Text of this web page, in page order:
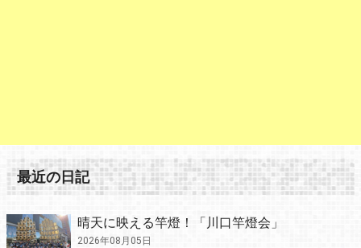
最近の日記
晴天に映える竿燈！「川口竿燈会」
2026年08月05日